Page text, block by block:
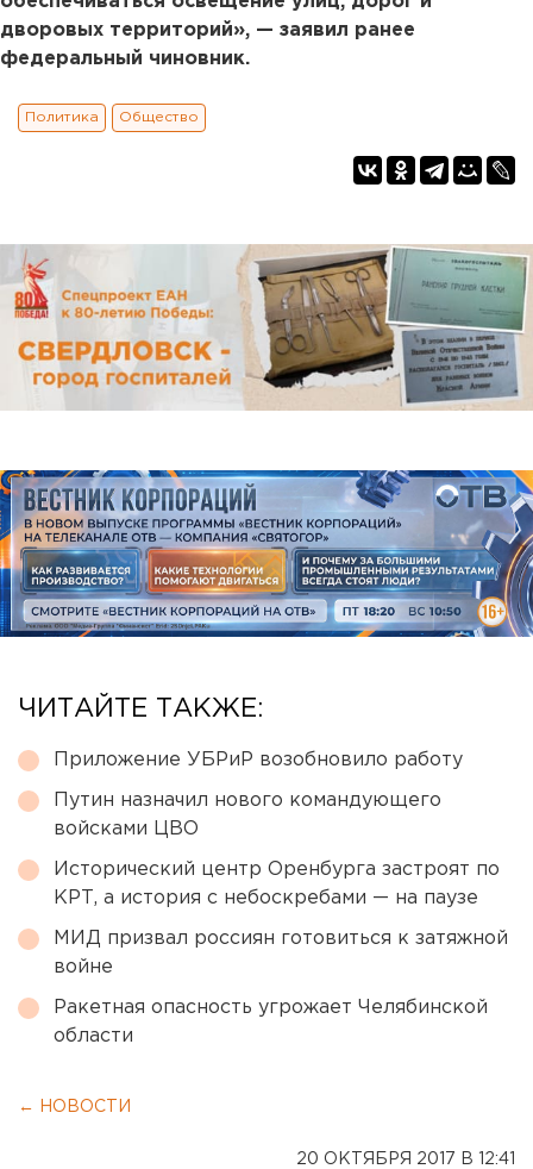
дворовых территорий», — заявил ранее
федеральный чиновник.
Политика Общество
ЧИТАЙТЕ ТАКЖЕ:
Приложение УБРиР возобновило работу
Путин назначил нового командующего
войсками ЦВО
Исторический центр Оренбурга застроят по
КРТ, а история с небоскребами — на паузе
МИД призвал россиян готовиться к затяжной
войне
Ракетная опасность угрожает Челябинской
области
← НОВОСТИ
20 ОКТЯБРЯ 2017 В 12:41